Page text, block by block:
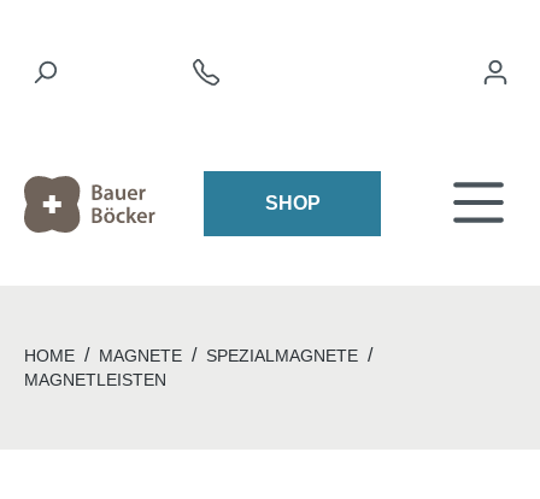
SHOP
HOME / MAGNETE / SPEZIALMAGNETE /
MAGNETLEISTEN